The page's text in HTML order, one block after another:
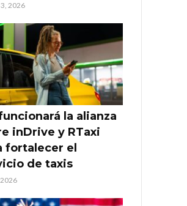
2026
la alianza
inDrive y RTaxi
fortalecer el
de taxis